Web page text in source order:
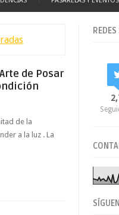
de Posar
de la
a la luz . La